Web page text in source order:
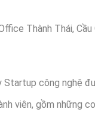
Thành Thái, Cầu
Startup công nghệ
viên, gồm những